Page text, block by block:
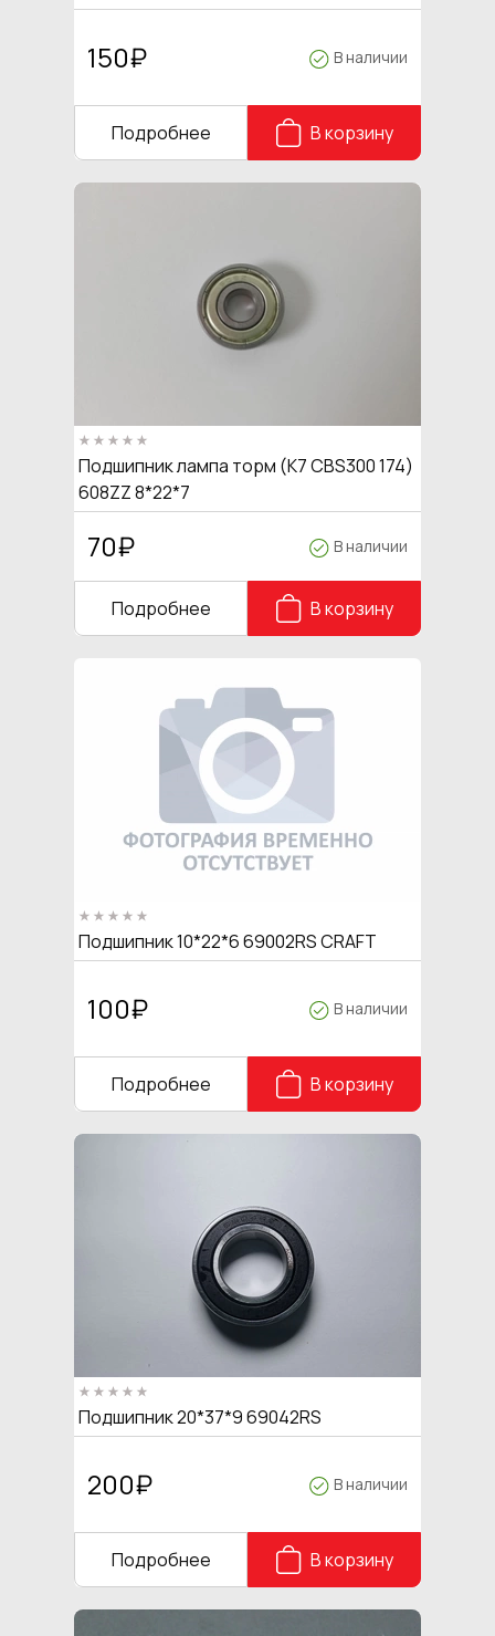
150₽ В наличии
Подробнее В корзину
Подшипник лампа торм (K7 CBS300 174)
608ZZ 8*22*7
70₽ В наличии
Подробнее В корзину
Подшипник 10*22*6 69002RS CRAFT
100₽ В наличии
Подробнее В корзину
Подшипник 20*37*9 69042RS
200₽ В наличии
Подробнее В корзину